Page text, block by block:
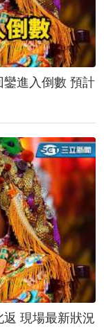
鑾進入倒數 預計
現場最新狀況